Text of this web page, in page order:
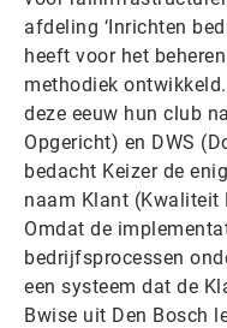
afdeling ‘Inrichten
heeft voor het
methodiek
deze eeuw hun club
Opgericht) en DWS
bedacht Keizer de
naam Klant (Kwaliteit
Omdat de
bedrijfsprocessen
een systeem dat de
Bwise uit Den Bosch